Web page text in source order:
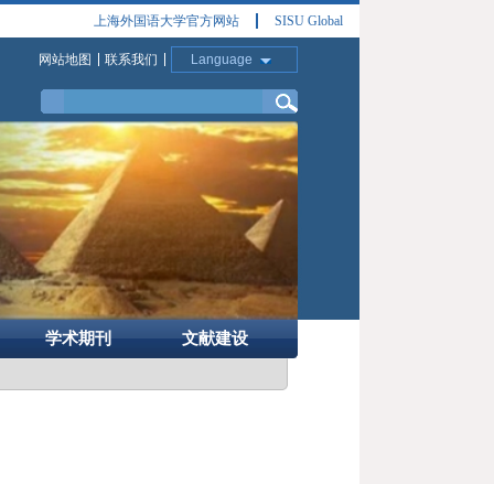
上海外国语大学官方网站 SISU Global
网站地图 联系我们 Language
学术期刊 文献建设